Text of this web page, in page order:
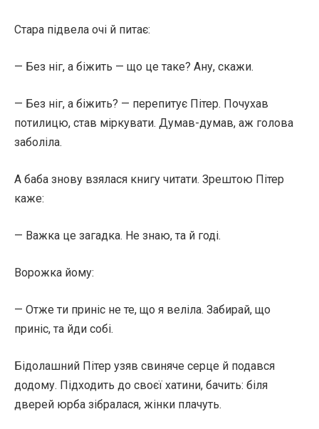
Стара підвела очі й питає:
— Без ніг, а біжить — що це таке? Ану, скажи.
— Без ніг, а біжить? — перепитує Пітер. Почухав
потилицю, став міркувати. Думав-думав, аж голова
заболіла.
А баба знову взялася книгу читати. Зрештою Пітер
каже:
— Важка це загадка. Не знаю, та й годі.
Ворожка йому:
— Отже ти приніс не те, що я веліла. Забирай, що
приніс, та йди собі.
Бідолашний Пітер узяв свиняче серце й подався
додому. Підходить до своєї хатини, бачить: біля
дверей юрба зібралася, жінки плачуть.